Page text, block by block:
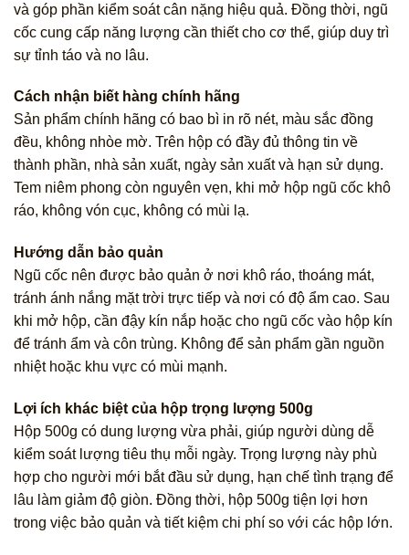
và góp phần kiểm soát cân nặng hiệu quả. Đồng thời, ngũ
cốc cung cấp năng lượng cần thiết cho cơ thể, giúp duy trì
sự tỉnh táo và no lâu.
Cách nhận biết hàng chính hãng
Sản phẩm chính hãng có bao bì in rõ nét, màu sắc đồng
đều, không nhòe mờ. Trên hộp có đầy đủ thông tin về
thành phần, nhà sản xuất, ngày sản xuất và hạn sử dụng.
Tem niêm phong còn nguyên vẹn, khi mở hộp ngũ cốc khô
ráo, không vón cục, không có mùi lạ.
Hướng dẫn bảo quản
Ngũ cốc nên được bảo quản ở nơi khô ráo, thoáng mát,
tránh ánh nắng mặt trời trực tiếp và nơi có độ ẩm cao. Sau
khi mở hộp, cần đậy kín nắp hoặc cho ngũ cốc vào hộp kín
để tránh ẩm và côn trùng. Không để sản phẩm gần nguồn
nhiệt hoặc khu vực có mùi mạnh.
Lợi ích khác biệt của hộp trọng lượng 500g
Hộp 500g có dung lượng vừa phải, giúp người dùng dễ
kiểm soát lượng tiêu thụ mỗi ngày. Trọng lượng này phù
hợp cho người mới bắt đầu sử dụng, hạn chế tình trạng để
lâu làm giảm độ giòn. Đồng thời, hộp 500g tiện lợi hơn
trong việc bảo quản và tiết kiệm chi phí so với các hộp lớn.